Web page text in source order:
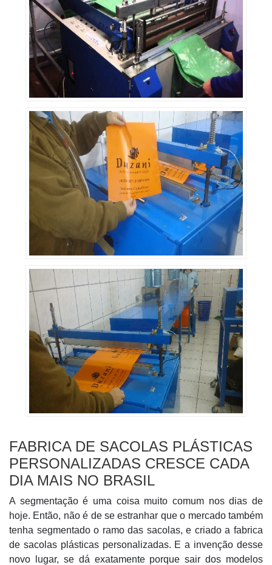
FABRICA DE SACOLAS PLÁSTICAS
PERSONALIZADAS CRESCE CADA
DIA MAIS NO BRASIL
A segmentação é uma coisa muito comum nos dias de
hoje. Então, não é de se estranhar que o mercado também
tenha segmentado o ramo das sacolas, e criado a fabrica
de sacolas plásticas personalizadas. E a invenção desse
novo lugar, se dá exatamente porque sair dos modelos